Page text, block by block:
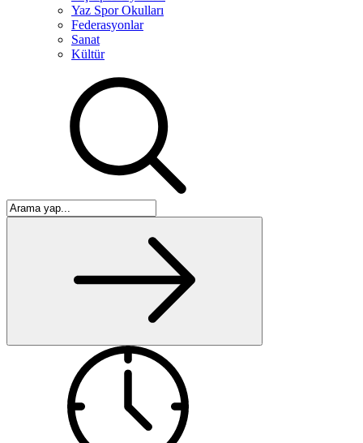
Yaz Spor Okulları
Federasyonlar
Sanat
Kültür